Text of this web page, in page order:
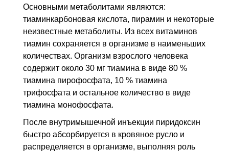
Основными метаболитами являются:
тиаминкарбоновая кислота, пирамин и некоторые
неизвестные метаболиты. Из всех витаминов
тиамин сохраняется в организме в наименьших
количествах. Организм взрослого человека
содержит около 30 мг тиамина в виде 80 %
тиамина пирофосфата, 10 % тиамина
трифосфата и остальное количество в виде
тиамина монофосфата.
После внутримышечной инъекции пиридоксин
быстро абсорбируется в кровяное русло и
распределяется в организме, выполняя роль